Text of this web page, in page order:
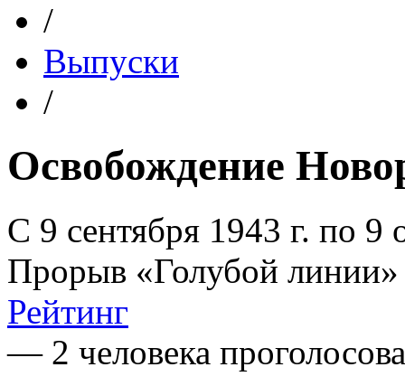
/
Выпуски
/
Освобождение
С 9 сентября 1943 г. по 9
Прорыв «Голубой линии»
Рейтинг
— 2 человека